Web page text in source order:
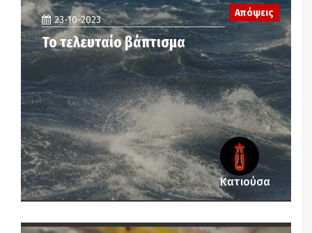
Απόψεις
23-10-2023
Το τελευταίο βάπτισμα
Κατιούσα